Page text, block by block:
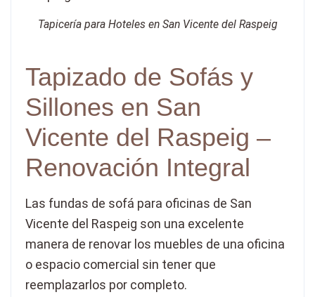
Tapicería para Hoteles en San Vicente del Raspeig
Tapizado de Sofás y
Sillones en San
Vicente del Raspeig –
Renovación Integral
Las fundas de sofá para oficinas de San
Vicente del Raspeig son una excelente
manera de renovar los muebles de una oficina
o espacio comercial sin tener que
reemplazarlos por completo.